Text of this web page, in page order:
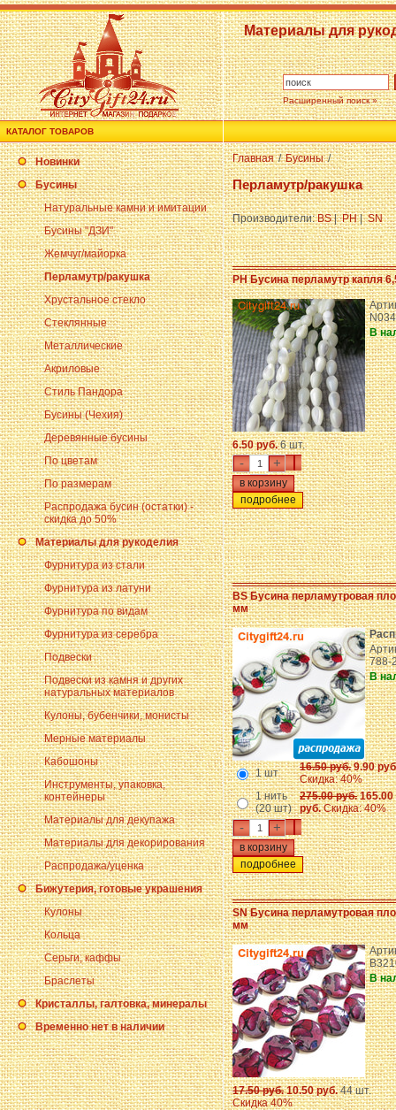
Материалы для
Расширенный поиск »
КАТАЛОГ ТОВАРОВ
Новинки
Бусины
Натуральные камни и имитации
Бусины "ДЗИ"
Жемчуг/майорка
Перламутр/ракушка
Хрустальное стекло
Стеклянные
Металлические
Акриловые
Стиль Пандора
Бусины (Чехия)
Деревянные бусины
По цветам
По размерам
Распродажа бусин (остатки) -
скидка до 50%
Материалы для рукоделия
Фурнитура из стали
Фурнитура из латуни
Фурнитура по видам
Фурнитура из серебра
Подвески
Подвески из камня и других
натуральных материалов
Кулоны, бубенчики, монисты
Мерные материалы
Кабошоны
Инструменты, упаковка,
контейнеры
Материалы для декупажа
Материалы для декорирования
Распродажа/уценка
Бижутерия, готовые украшения
Кулоны
Кольца
Серьги, каффы
Браслеты
Кристаллы, галтовка, минералы
Временно нет в наличии
Главная / Бусины /
Перламутр/ракушка
Производители:BS| PH| SN
PH Бусина перламутр капля
В
6.50 руб.6 шт.
- +
подробнее
BS Бусина перламутровая
мм
788-
В
1 шт 16.50 руб.9.90
Скидка: 40%
1 нить
(20 шт)
275.00 руб.165.00
руб.Скидка: 40%
- +
подробнее
SN Бусина перламутровая
мм
В
17.50 руб.10.50 руб.44 шт.
Скидка 40%